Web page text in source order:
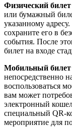
Физический билет
или бумажный
указанному
сохраните его в
события. После
билет на входе
Мобильный билет
непосредственно
воспользоваться
вам может
электронный
специальный QR-
мероприятие для